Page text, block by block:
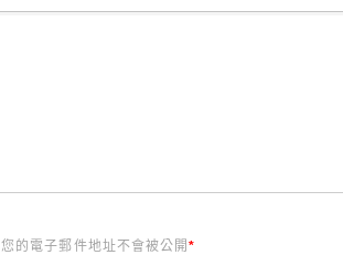
您的電子郵件地址不會被公開*